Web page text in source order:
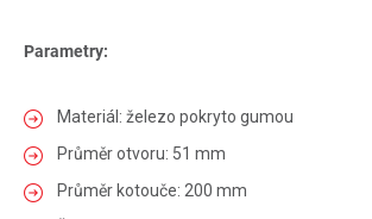
Parametry:
Materiál: železo pokryto gumou
Průměr otvoru: 51 mm
Průměr kotouče: 200 mm